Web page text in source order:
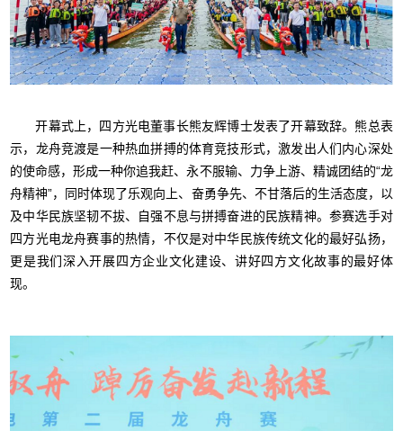
开幕式上，四方光电董事长熊友辉博士发表了开幕致辞。熊总表
示，龙舟竞渡是一种热血拼搏的体育竞技形式，激发出人们内心深处
的使命感，形成一种你追我赶、永不服输、力争上游、精诚团结的“龙
舟精神”，同时体现了乐观向上、奋勇争先、不甘落后的生活态度，以
及中华民族坚韧不拔、自强不息与拼搏奋进的民族精神。参赛选手对
四方光电龙舟赛事的热情，不仅是对中华民族传统文化的最好弘扬，
更是我们深入开展四方企业文化建设、讲好四方文化故事的最好体
现。